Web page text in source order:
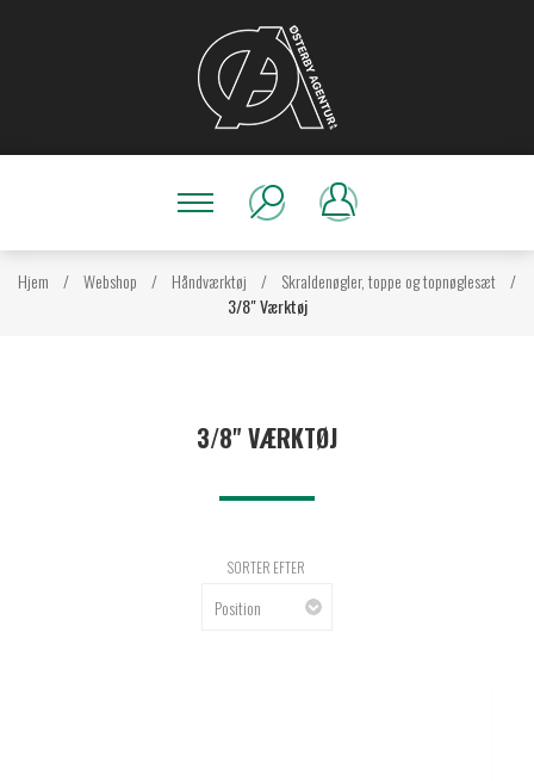
Hjem / Webshop / Håndværktøj / Skraldenøgler, toppe og topnøglesæt /
3/8" Værktøj
3/8" VÆRKTØJ
SORTER EFTER